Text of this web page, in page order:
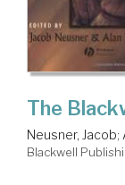
The
Neusner, Jacob;
Blackwell